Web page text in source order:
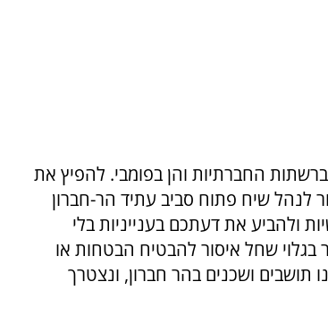
החברתיות והן בפומבי. להפיץ את
לנהל שיח פתוח סביב עתיד הר-חברון
ולהביע את דעתכם בענייניות בלי
בגלוי שחל איסור להבטיח הבטחות או
תושבים ושכנים בהר חברון, ונצטרך